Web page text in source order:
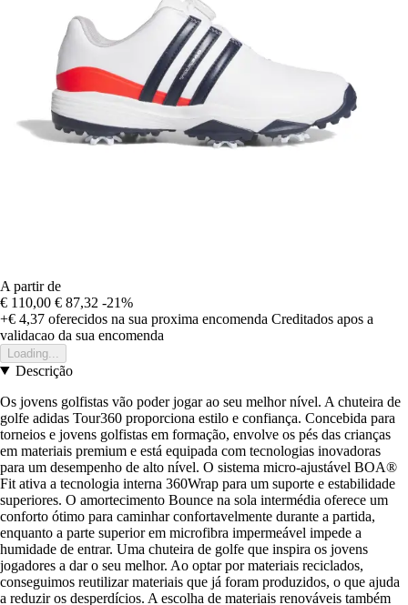
A partir de
€ 110,00 € 87,32 -21%
+€ 4,37 oferecidos na sua proxima encomenda Creditados apos a
validacao da sua encomenda
Loading...
Descrição
Os jovens golfistas vão poder jogar ao seu melhor nível. A chuteira de
golfe adidas Tour360 proporciona estilo e confiança. Concebida para
torneios e jovens golfistas em formação, envolve os pés das crianças
em materiais premium e está equipada com tecnologias inovadoras
para um desempenho de alto nível. O sistema micro-ajustável BOA®
Fit ativa a tecnologia interna 360Wrap para um suporte e estabilidade
superiores. O amortecimento Bounce na sola intermédia oferece um
conforto ótimo para caminhar confortavelmente durante a partida,
enquanto a parte superior em microfibra impermeável impede a
humidade de entrar. Uma chuteira de golfe que inspira os jovens
jogadores a dar o seu melhor. Ao optar por materiais reciclados,
conseguimos reutilizar materiais que já foram produzidos, o que ajuda
a reduzir os desperdícios. A escolha de materiais renováveis também